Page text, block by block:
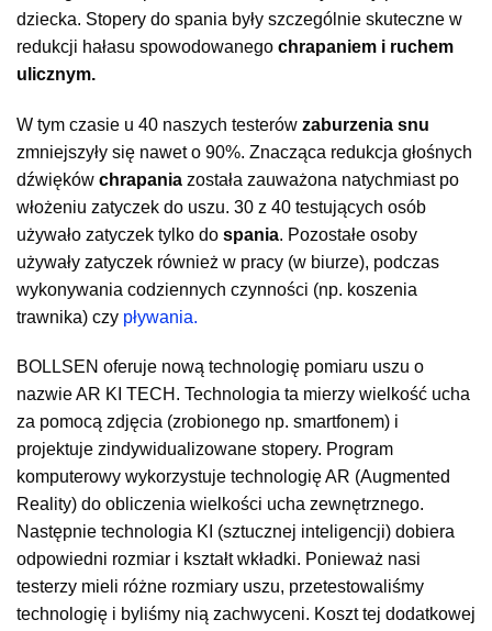
dziecka. Stopery do spania były szczególnie skuteczne w
redukcji hałasu spowodowanego chrapaniem i ruchem
ulicznym.
W tym czasie u 40 naszych testerów zaburzenia snu
zmniejszyły się nawet o 90%. Znacząca redukcja głośnych
dźwięków chrapania została zauważona natychmiast po
włożeniu zatyczek do uszu. 30 z 40 testujących osób
używało zatyczek tylko do spania. Pozostałe osoby
używały zatyczek również w pracy (w biurze), podczas
wykonywania codziennych czynności (np. koszenia
trawnika) czy pływania.
BOLLSEN oferuje nową technologię pomiaru uszu o
nazwie AR KI TECH. Technologia ta mierzy wielkość ucha
za pomocą zdjęcia (zrobionego np. smartfonem) i
projektuje zindywidualizowane stopery. Program
komputerowy wykorzystuje technologię AR (Augmented
Reality) do obliczenia wielkości ucha zewnętrznego.
Następnie technologia KI (sztucznej inteligencji) dobiera
odpowiedni rozmiar i kształt wkładki. Ponieważ nasi
testerzy mieli różne rozmiary uszu, przetestowaliśmy
technologię i byliśmy nią zachwyceni. Koszt tej dodatkowej